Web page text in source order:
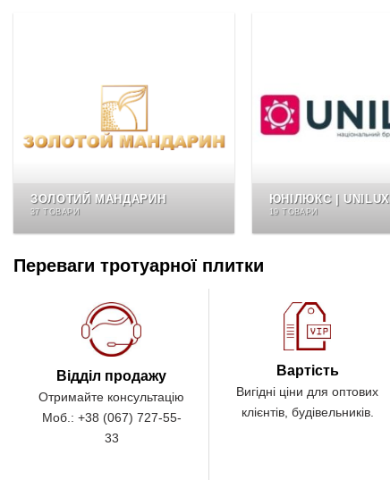
ЗОЛОТИЙ МАНДАРИН
37 ТОВАРИ
ЮНІЛЮКС | UNILUX
19 ТОВАРИ
Переваги тротуарної плитки
Відділ продажу
Отримайте консультацію
Моб.: +38 (067) 727-55-
33
Вартість
Вигідні ціни для оптових
клієнтів, будівельників.